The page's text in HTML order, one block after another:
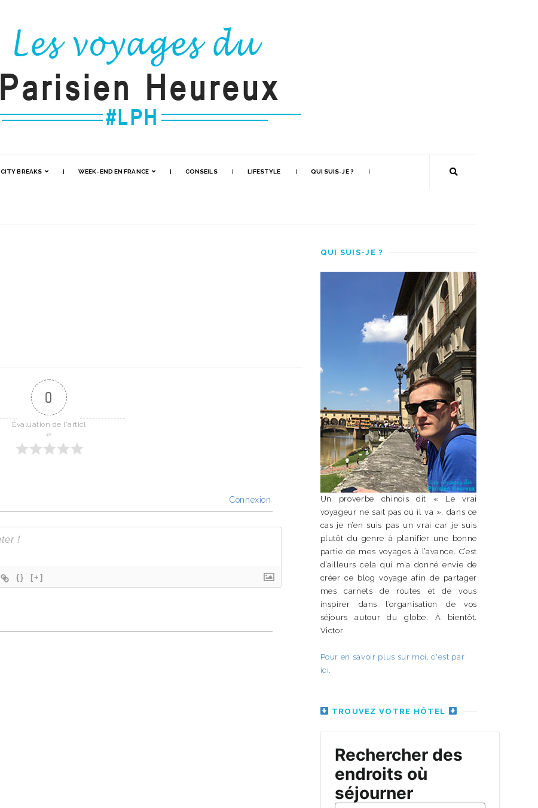
CITY BREAKS WEEK-END EN FRANCE CONSEILS LIFESTYLE QUI SUIS-JE ?
0
Évaluation de l'articl
e
Connexion
{} [+]
QUI SUIS-JE ?
Un proverbe chinois dit « Le vrai
voyageur ne sait pas où il va », dans ce
cas je n’en suis pas un vrai car je suis
plutôt du genre à planifier une bonne
partie de mes voyages à l’avance. C’est
d’ailleurs cela qui m’a donné envie de
créer ce blog voyage afin de partager
mes carnets de routes et de vous
inspirer dans l’organisation de vos
séjours autour du globe. À bientôt.
Victor
Pour en savoir plus sur moi, c'est par
ici.
TROUVEZ VOTRE HÔTEL